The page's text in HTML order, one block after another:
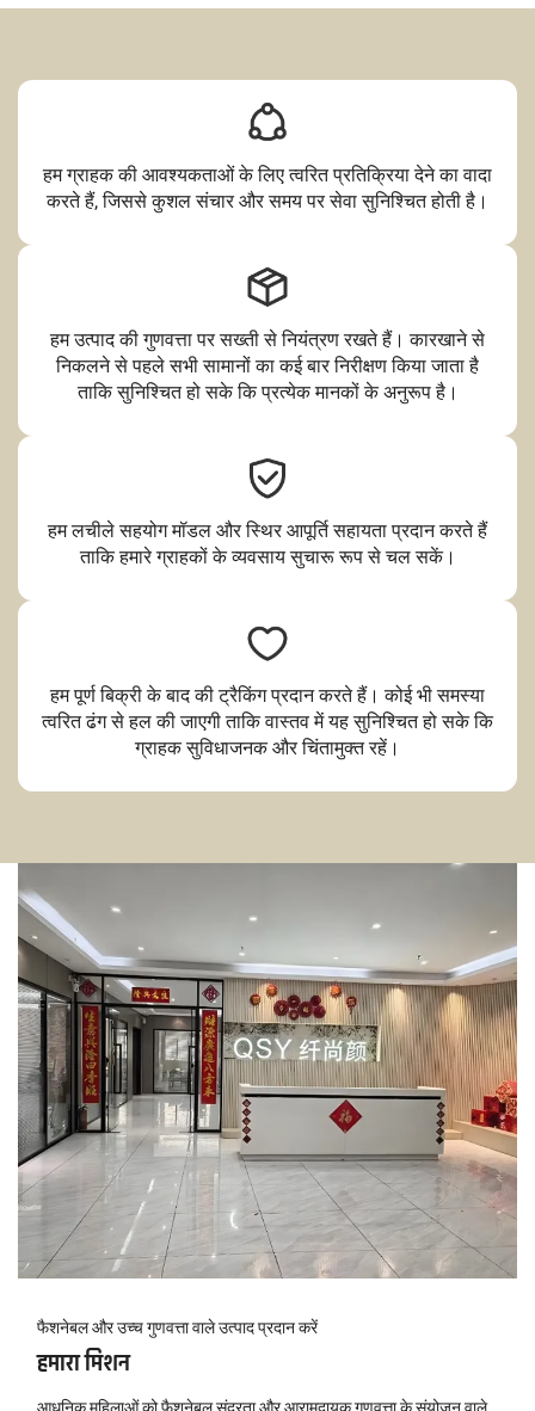
हम ग्राहक की आवश्यकताओं के लिए त्वरित प्रतिक्रिया देने का वादा
करते हैं, जिससे कुशल संचार और समय पर सेवा सुनिश्चित होती है।
हम उत्पाद की गुणवत्ता पर सख्ती से नियंत्रण रखते हैं। कारखाने से
निकलने से पहले सभी सामानों का कई बार निरीक्षण किया जाता है
ताकि सुनिश्चित हो सके कि प्रत्येक मानकों के अनुरूप है।
हम लचीले सहयोग मॉडल और स्थिर आपूर्ति सहायता प्रदान करते हैं
ताकि हमारे ग्राहकों के व्यवसाय सुचारू रूप से चल सकें।
हम पूर्ण बिक्री के बाद की ट्रैकिंग प्रदान करते हैं। कोई भी समस्या
त्वरित ढंग से हल की जाएगी ताकि वास्तव में यह सुनिश्चित हो सके कि
ग्राहक सुविधाजनक और चिंतामुक्त रहें।
फैशनेबल और उच्च गुणवत्ता वाले उत्पाद प्रदान करें
हमारा मिशन